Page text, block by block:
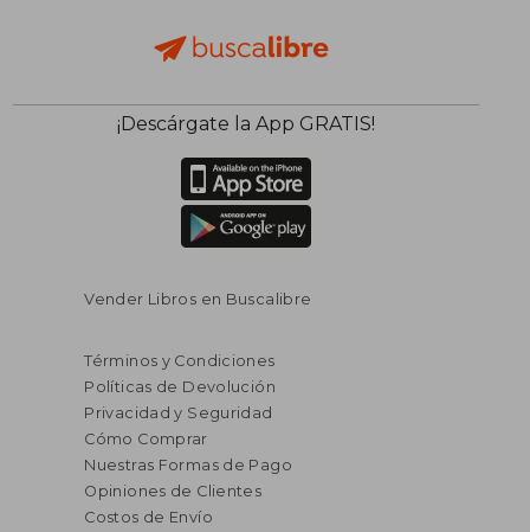
$ 280.86
$ 168.52
45%
¡Descárgate la App GRATIS!
Vender Libros en Buscalibre
Términos y Condiciones
Políticas de Devolución
Privacidad y Seguridad
Cómo Comprar
Nuestras Formas de Pago
Opiniones de Clientes
Costos de Envío